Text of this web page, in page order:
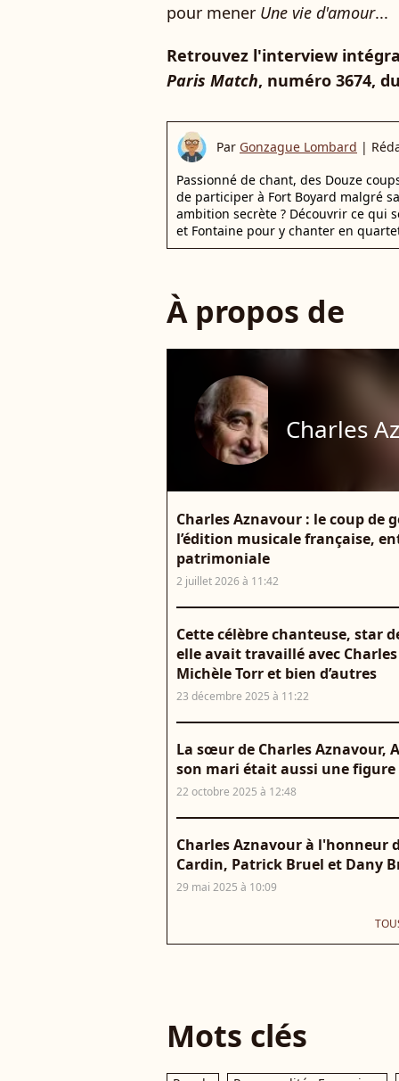
pour mener Une vie d'amour...
Retrouvez l'interview
Paris Match, numéro 3674,
Par Gonzague Lombard |
Passionné de chant, des Douze
de participer à Fort Boyard malgré
ambition secrète ? Découvrir ce qui
et Fontaine pour y chanter en
À propos de
Charles
Charles Aznavour : le coup de
l’édition musicale française,
patrimoniale
2 juillet 2026 à 11:42
Cette célèbre chanteuse, star
elle avait travaillé avec
Michèle Torr et bien d’autres
23 décembre 2025 à 11:22
La sœur de Charles Aznavour,
son mari était aussi une
22 octobre 2025 à 12:48
Charles Aznavour à l'honneur
Cardin, Patrick Bruel et Dany
29 mai 2025 à 10:09
Mots clés